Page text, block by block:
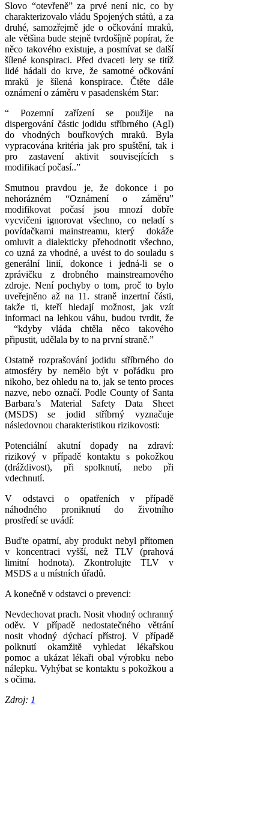
Slovo “otevřeně” za prvé není nic, co by
charakterizovalo vládu Spojených států, a za
druhé, samozřejmě jde o očkování mraků,
ale většina bude stejně tvrdošíjně popírat, že
něco takového existuje, a posmívat se další
šílené konspiraci. Před dvaceti lety se titíž
lidé hádali do krve, že samotné očkování
mraků je šílená konspirace. Čtěte dále
oznámení o záměru v pasadenském Star:
“ Pozemní zařízení se použije na
dispergování částic jodidu stříbrného (AgI)
do vhodných bouřkových mraků. Byla
vypracována kritéria jak pro spuštění, tak i
pro zastavení aktivit souvisejících s
modifikací počasí..”
Smutnou pravdou je, že dokonce i po
nehorázném “Oznámení o záměru”
modifikovat počasí jsou mnozí dobře
vycvičeni ignorovat všechno, co neladí s
povídačkami mainstreamu, který dokáže
omluvit a dialekticky přehodnotit všechno,
co uzná za vhodné, a uvést to do souladu s
generální linií, dokonce i jedná-li se o
zprávičku z drobného mainstreamového
zdroje. Není pochyby o tom, proč to bylo
uveřejněno až na 11. straně inzertní části,
takže ti, kteří hledají možnost, jak vzít
informaci na lehkou váhu, budou tvrdit, že
“kdyby vláda chtěla něco takového
připustit, udělala by to na první straně.”
Ostatně rozprašování jodidu stříbrného do
atmosféry by nemělo být v pořádku pro
nikoho, bez ohledu na to, jak se tento proces
nazve, nebo označí. Podle County of Santa
Barbara’s Material Safety Data Sheet
(MSDS) se jodid stříbrný vyznačuje
následovnou charakteristikou rizikovosti:
Potenciální akutní dopady na zdraví:
rizikový v případě kontaktu s pokožkou
(dráždivost), při spolknutí, nebo při
vdechnutí.
V odstavci o opatřeních v případě
náhodného proniknutí do životního
prostředí se uvádí:
Buďte opatrní, aby produkt nebyl přítomen
v koncentraci vyšší, než TLV (prahová
limitní hodnota). Zkontrolujte TLV v
MSDS a u místních úřadů.
A konečně v odstavci o prevenci:
Nevdechovat prach. Nosit vhodný ochranný
oděv. V případě nedostatečného větrání
nosit vhodný dýchací přístroj. V případě
polknutí okamžitě vyhledat lékařskou
pomoc a ukázat lékaři obal výrobku nebo
nálepku. Vyhýbat se kontaktu s pokožkou a
s očima.
Zdroj: 1